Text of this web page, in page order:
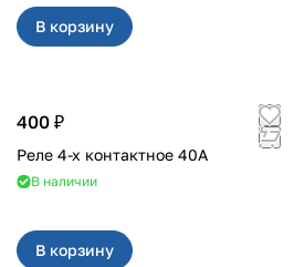
В корзину
400 ₽
Реле 4-х контактное 40А
В наличии
В корзину